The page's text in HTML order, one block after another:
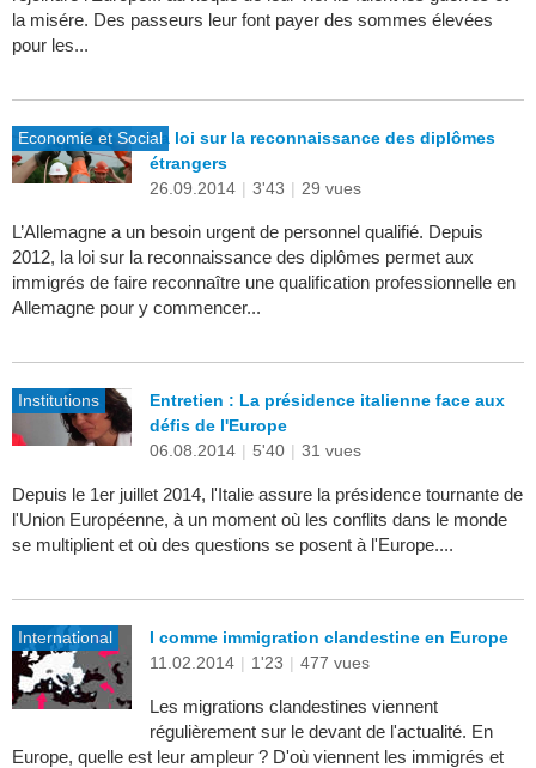
la misére. Des passeurs leur font payer des sommes élevées
pour les...
Economie et SocialLa loi sur la reconnaissance des diplômes
étrangers
26.09.2014 | 3'43 | 29 vues
L’Allemagne a un besoin urgent de personnel qualifié. Depuis
2012, la loi sur la reconnaissance des diplômes permet aux
immigrés de faire reconnaître une qualification professionnelle en
Allemagne pour y commencer...
Institutions
Entretien : La présidence italienne face aux
défis de l'Europe
06.08.2014 | 5'40 | 31 vues
Depuis le 1er juillet 2014, l'Italie assure la présidence tournante de
l'Union Européenne, à un moment où les conflits dans le monde
se multiplient et où des questions se posent à l'Europe....
International
I comme immigration clandestine en Europe
11.02.2014 | 1'23 | 477 vues
Les migrations clandestines viennent
régulièrement sur le devant de l'actualité. En
Europe, quelle est leur ampleur ? D'où viennent les immigrés et